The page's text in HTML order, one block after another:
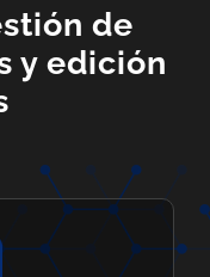
de
y edición